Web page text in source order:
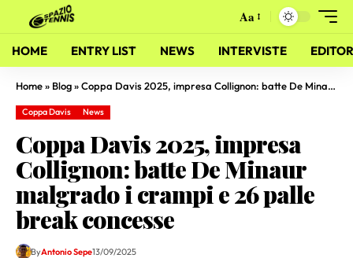
Aa
HOME ENTRY LIST NEWS INTERVISTE
Home» Blog»Coppa Davis 2025, impresa Collignon: batte De Minaur malgrado i crampi e 26 palle break concesse
Coppa Davis News
Coppa Davis 2025, impresa
Collignon: batte De Minaur
malgrado i crampi e 26 palle
break concesse
ByAntonio Sepe13/09/2025